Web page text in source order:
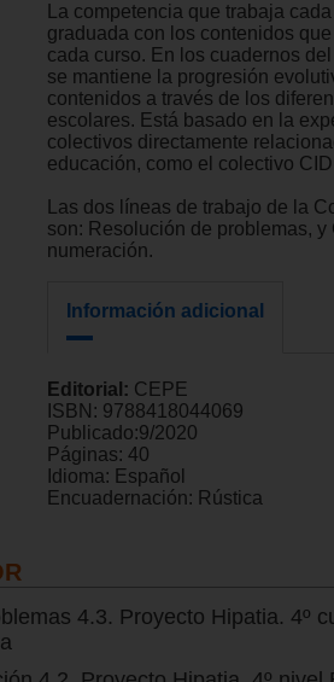
La competencia que trabaja
graduada con los contenidos
cada curso. En los cuadernos
se mantiene la progresión
contenidos a través de los
escolares. Está basado en la
colectivos directamente
educación, como el colectivo
Las dos líneas de trabajo de la
son: Resolución de problemas, y
numeración.
Información adicional
Editorial: CEPE
ISBN: 9788418044069
Publicado:9/2020
Páginas: 40
Idioma: Español
Encuadernación: Rústica
4.3. Proyecto Hipatia. 4º